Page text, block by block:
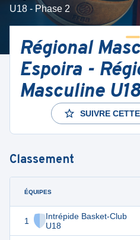
U18 - Phase 2
Régional
Espoira -
Masculine
SUIVRE
Classement
ÉQUIPES
1
Intrépide Basket-Club
U18
12 6